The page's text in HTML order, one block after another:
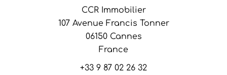
CCR Immobilier
107 Avenue Francis Tonner
06150Cannes
France
+33 9 87 02 26 32